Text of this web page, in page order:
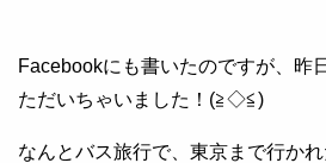
Facebookにも書いたのですが、昨
ただいちゃいました！(≧◇≦)
なんとバス旅行で、東京まで行かれ